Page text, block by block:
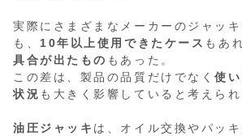
実際にさまざまなメーカーのジャッ
も、 10年以上使用できたケース もあ
具合が出たもの もあった。
この差は、製品の品質だけでなく使
状況 も大きく影響していると考えられ
油圧ジャッキ は、オイル交換やパッ